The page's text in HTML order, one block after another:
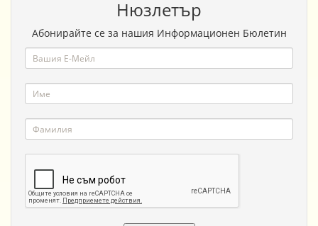
Нюзлетър
Абонирайте се за нашия Информационен Бюлетин